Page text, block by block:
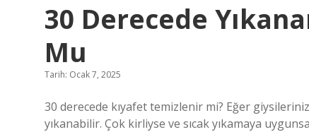
30 Derecede
Mu
Tarih: Ocak 7, 2025
30 derecede kıyafet temizlenir mi? Eğer
yıkanabilir. Çok kirliyse ve sıcak yıkamaya